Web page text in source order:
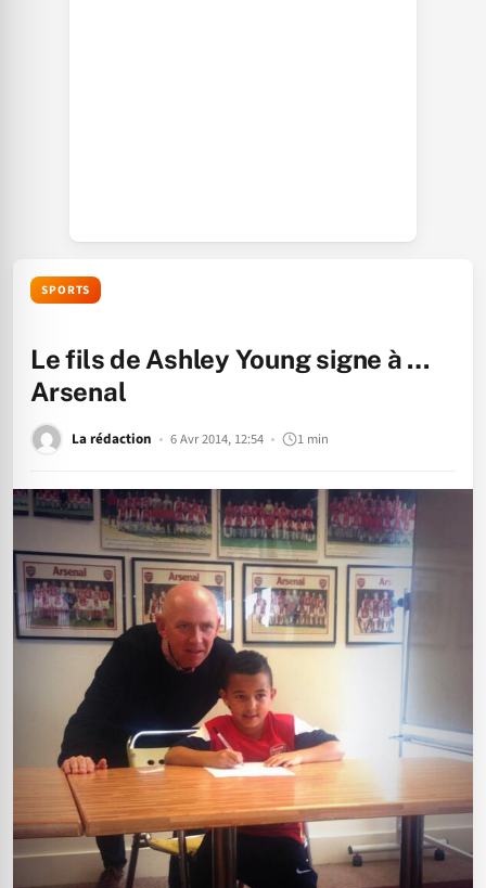
SPORTS
Le fils de Ashley Young signe à …
Arsenal
La rédaction 6 Avr 2014, 12:54 1 min